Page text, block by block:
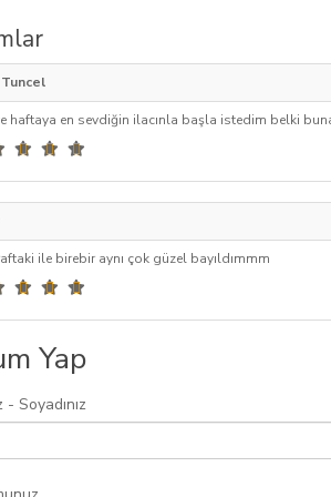
haftaya en sevdiğin ilacınla başla istedim belki
ile birebir aynı çok güzel bayıldımmm
Yap
- Soyadınız